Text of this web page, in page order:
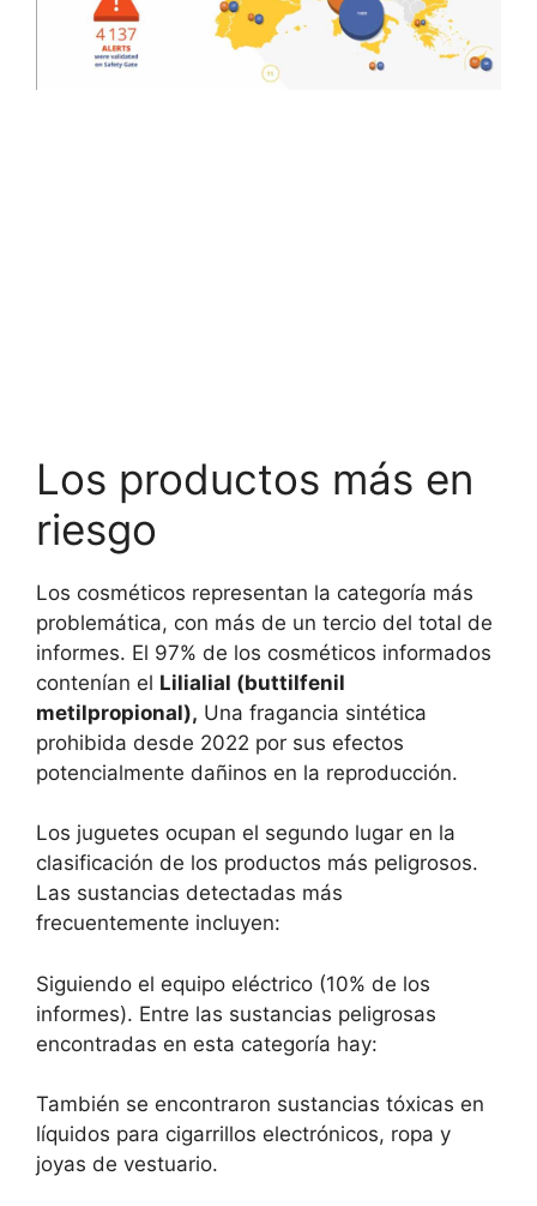
Los productos más en
riesgo
Los cosméticos representan la categoría más
problemática, con más de un tercio del total de
informes. El 97% de los cosméticos informados
contenían el Lilialial (buttilfenil
metilpropional), Una fragancia sintética
prohibida desde 2022 por sus efectos
potencialmente dañinos en la reproducción.
Los juguetes ocupan el segundo lugar en la
clasificación de los productos más peligrosos.
Las sustancias detectadas más
frecuentemente incluyen:
Siguiendo el equipo eléctrico (10% de los
informes). Entre las sustancias peligrosas
encontradas en esta categoría hay:
También se encontraron sustancias tóxicas en
líquidos para cigarrillos electrónicos, ropa y
joyas de vestuario.